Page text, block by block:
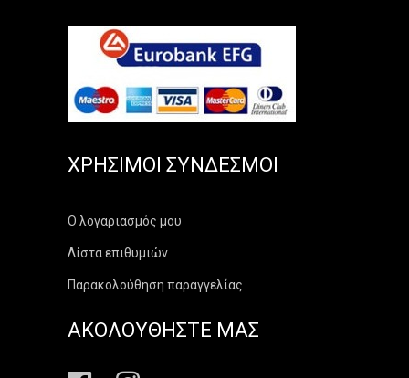
ΧΡΉΣΙΜΟΙ ΣΎΝΔΕΣΜΟΙ
Ο λογαριασμός μου
Λίστα επιθυμιών
Παρακολούθηση παραγγελίας
ΑΚΟΛΟΥΘΗΣΤΕ ΜΑΣ